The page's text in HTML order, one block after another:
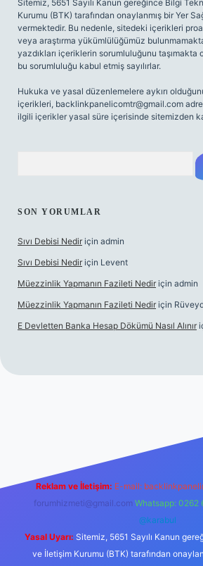
Sitemiz, 5651 Sayılı Kanun gereğince Bilgi
Kurumu (BTK) tarafından onaylanmış bir Yer
vermektedir. Bu nedenle, sitedeki içerikleri
veya araştırma yükümlülüğümüz
yazdıkları içeriklerin sorumluluğunu taşımakta
bu sorumluluğu kabul etmiş sayılırlar.
Hukuka ve yasal düzenlemelere aykırı
içerikleri, backlinkpanelicomtr@gmail.com
ilgili içerikler yasal süre içerisinde sitemizden
SON YORUMLAR
Sıvı Debisi Nedir için admin
Sıvı Debisi Nedir için Levent
Müezzinlik Yapmanın Fazileti Nedir için admin
Müezzinlik Yapmanın Fazileti Nedir için
E Devletten Banka Hesap Dökümü Nasıl Alınır
Reklam ve İletişim: E-mail:
forumhizmeti@gmail.com Whatsapp: 0262
@karabul
Yasal Uyarı: Sitemiz, 5651 Sayılı Kanun
ve İletişim Kurumu (BTK) tarafından